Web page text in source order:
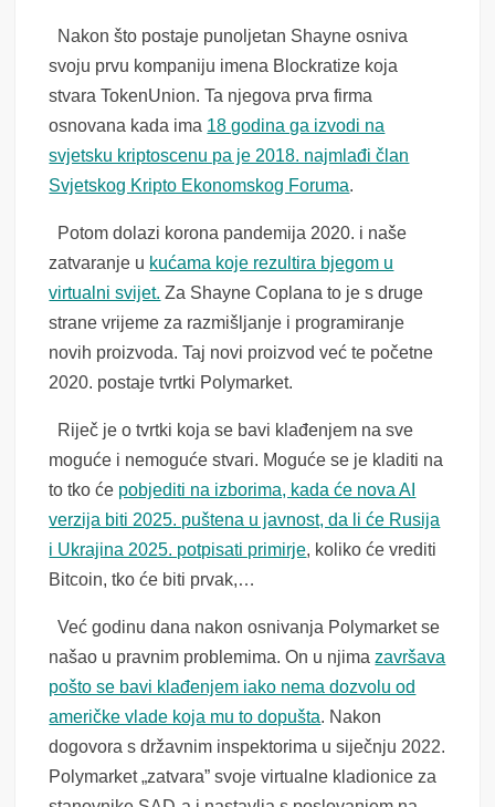
Nakon što postaje punoljetan Shayne osniva
svoju prvu kompaniju imena Blockratize koja
stvara TokenUnion. Ta njegova prva firma
osnovana kada ima 18 godina ga izvodi na
svjetsku kriptoscenu pa je 2018. najmlađi član
Svjetskog Kripto Ekonomskog Foruma.
Potom dolazi korona pandemija 2020. i naše
zatvaranje u kućama koje rezultira bjegom u
virtualni svijet. Za Shayne Coplana to je s druge
strane vrijeme za razmišljanje i programiranje
novih proizvoda. Taj novi proizvod već te početne
2020. postaje tvrtki Polymarket.
Riječ je o tvrtki koja se bavi klađenjem na sve
moguće i nemoguće stvari. Moguće se je kladiti na
to tko će pobjediti na izborima, kada će nova AI
verzija biti 2025. puštena u javnost, da li će Rusija
i Ukrajina 2025. potpisati primirje, koliko će vrediti
Bitcoin, tko će biti prvak,…
Već godinu dana nakon osnivanja Polymarket se
našao u pravnim problemima. On u njimazavršava
pošto se bavi klađenjem iako nema dozvolu od
američke vlade koja mu to dopušta. Nakon
dogovora s državnim inspektorima u siječnju 2022.
Polymarket „zatvara” svoje virtualne kladionice za